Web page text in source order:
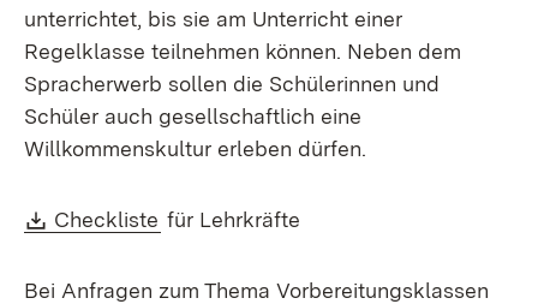
unterrichtet, bis sie am Unterricht einer
Regelklasse teilnehmen können. Neben dem
Spracherwerb sollen die Schülerinnen und
Schüler auch gesellschaftlich eine
Willkommenskultur erleben dürfen.
Download:
Checkliste (Öffnet in neuem Fenster)
für Lehrkräfte
Bei Anfragen zum Thema Vorbereitungsklassen